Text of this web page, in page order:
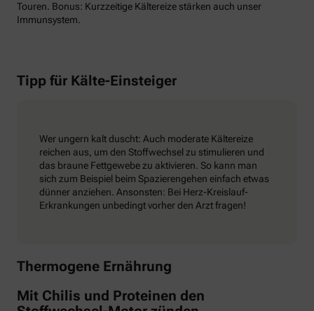
Touren. Bonus: Kurzzeitige Kältereize stärken auch unser
Immunsystem.
Tipp für Kälte-Einsteiger
Wer ungern kalt duscht: Auch moderate Kältereize
reichen aus, um den Stoffwechsel zu stimulieren und
das braune Fettgewebe zu aktivieren. So kann man
sich zum Beispiel beim Spazierengehen einfach etwas
dünner anziehen. Ansonsten: Bei Herz-Kreislauf-
Erkrankungen unbedingt vorher den Arzt fragen!
Thermogene Ernährung
Mit Chilis und Proteinen den